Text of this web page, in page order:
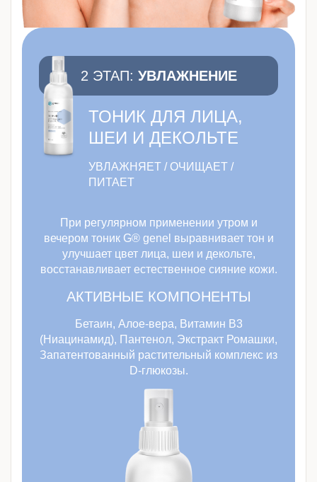
2 ЭТАП: УВЛАЖНЕНИЕ
ТОНИК ДЛЯ ЛИЦА,
ШЕИ И ДЕКОЛЬТЕ
УВЛАЖНЯЕТ / ОЧИЩАЕТ /
ПИТАЕТ
При регулярном применении утром и
вечером тоник G® genel выравнивает тон и
улучшает цвет лица, шеи и декольте,
восстанавливает естественное сияние кожи.
АКТИВНЫЕ КОМПОНЕНТЫ
Бетаин, Алое-вера, Витамин B3
(Ниацинамид), Пантенол, Экстракт Ромашки,
Запатентованный растительный комплекс из
D-глюкозы.